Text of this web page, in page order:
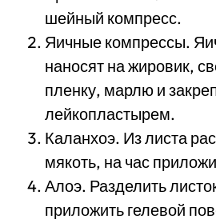
шейный компресс.
Яичные компрессы.
наносят на жировик,
пленку, марлю и
лейкопластырем.
Каланхоэ. Из листа
мякоть, на час
Алоэ. Разделить
приложить гелевой